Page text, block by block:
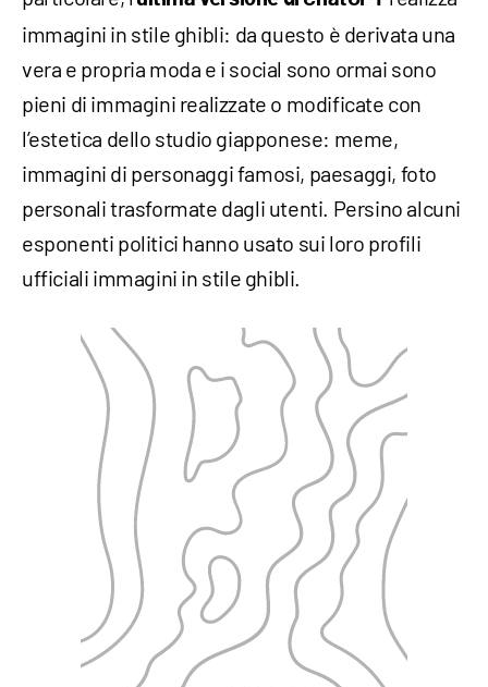
immagini in stile ghibli: da questo è derivata una
vera e propria moda e i social sono ormai sono
pieni di immagini realizzate o modificate con
l’estetica dello studio giapponese: meme,
immagini di personaggi famosi, paesaggi, foto
personali trasformate dagli utenti. Persino alcuni
esponenti politici hanno usato sui loro profili
ufficiali immagini in stile ghibli.